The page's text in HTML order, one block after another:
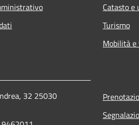
Catasto e
Turismo
Mobilità
32 25030